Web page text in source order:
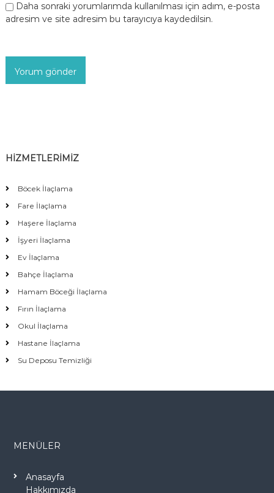
Daha sonraki yorumlarımda kullanılması için adım, e-posta
adresim ve site adresim bu tarayıcıya kaydedilsin.
HİZMETLERİMİZ
Böcek İlaçlama
Fare İlaçlama
Haşere İlaçlama
İşyeri İlaçlama
Ev İlaçlama
Bahçe İlaçlama
Hamam Böceği İlaçlama
Fırın İlaçlama
Okul İlaçlama
Hastane İlaçlama
Su Deposu Temizliği
MENÜLER
Anasayfa
Hakkımızda